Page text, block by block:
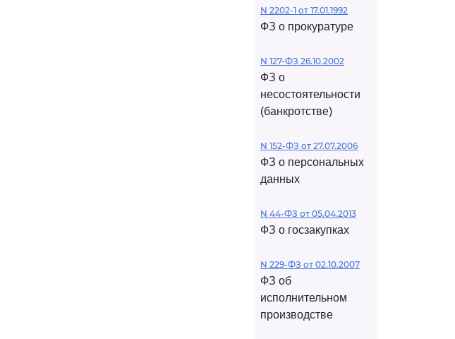
N 2202-1 от 17.01.1992
ФЗ о прокуратуре
N 127-ФЗ 26.10.2002
ФЗ о
несостоятельности
(банкротстве)
N 152-ФЗ от 27.07.2006
ФЗ о персональных
данных
N 44-ФЗ от 05.04.2013
ФЗ о госзакупках
N 229-ФЗ от 02.10.2007
ФЗ об
исполнительном
производстве